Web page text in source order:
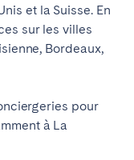
et la Suisse. En
sur les villes
Bordeaux,
pour
à La